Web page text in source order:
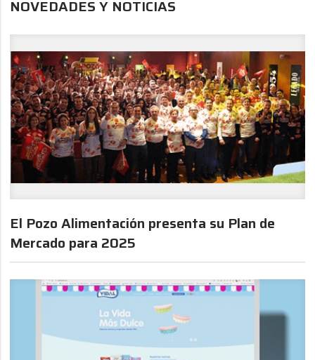
NOVEDADES Y NOTICIAS
El Pozo Alimentación presenta su Plan de
Mercado para 2025